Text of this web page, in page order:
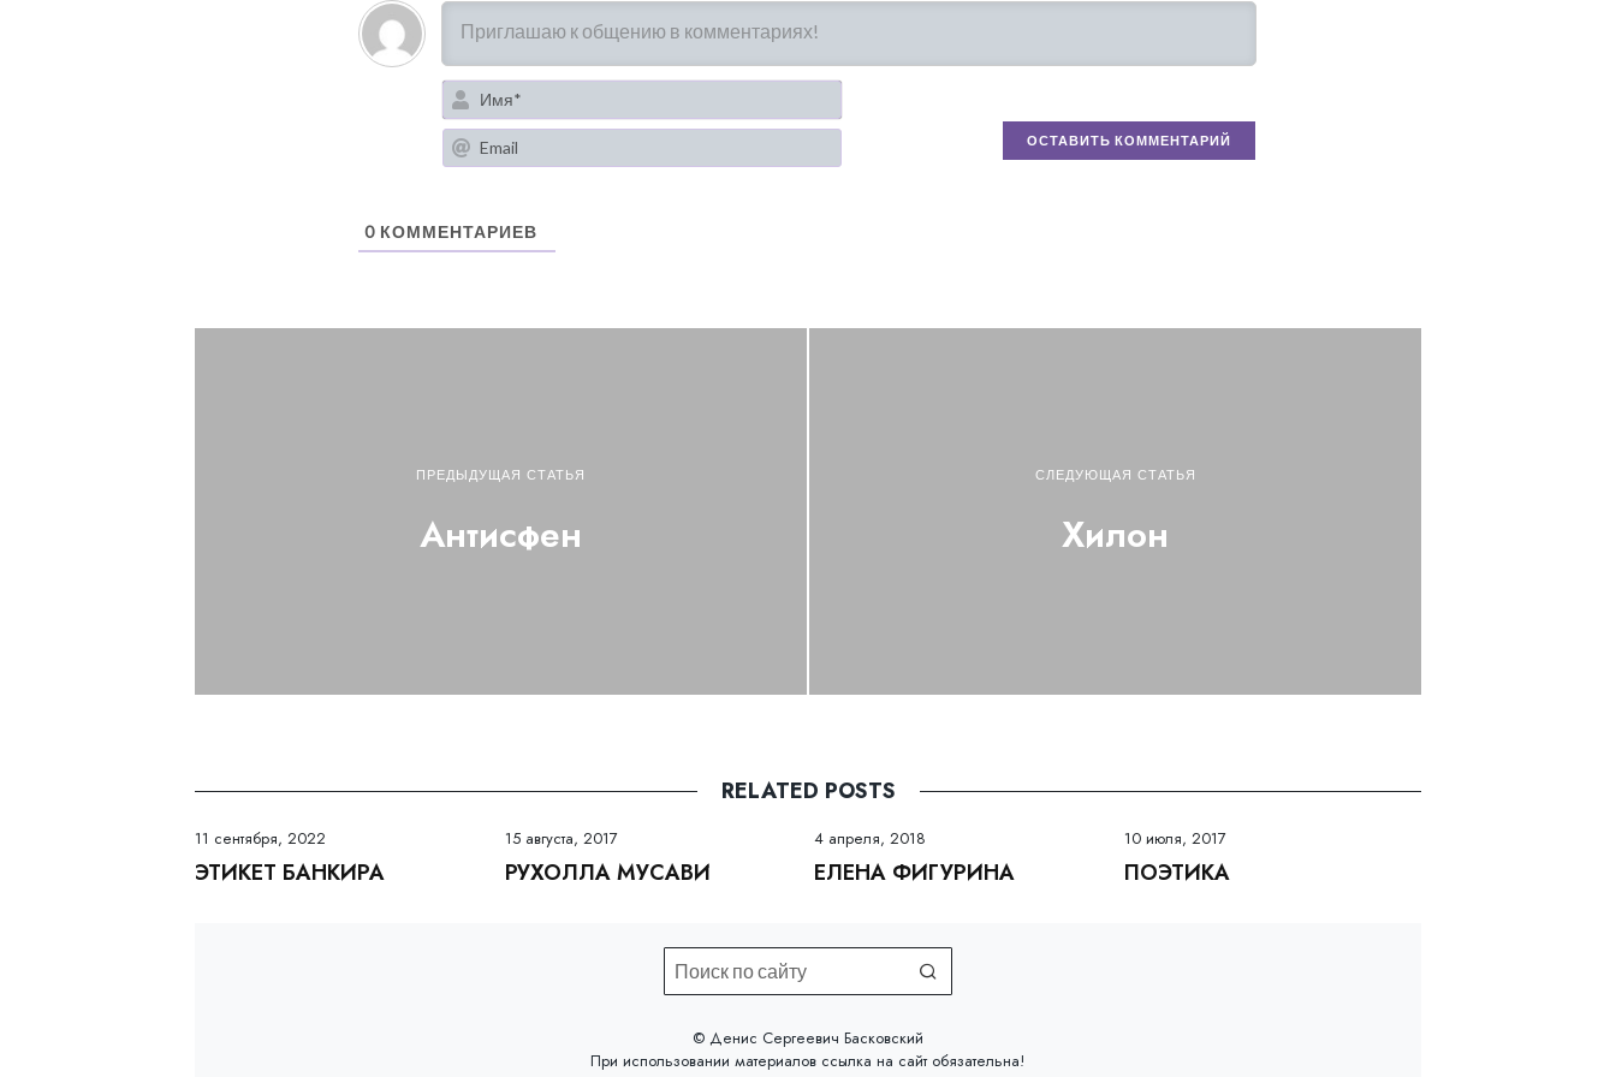
Имя*
Email
0 КОММЕНТАРИЕВ
ПРЕДЫДУЩАЯ СТАТЬЯ
Антисфен
СЛЕДУЮЩАЯ СТАТЬЯ
Хилон
RELATED POSTS
11 сентября, 2022
ЭТИКЕТ БАНКИРА
15 августа, 2017
РУХОЛЛА МУСАВИ
4 апреля, 2018
ЕЛЕНА ФИГУРИНА
10 июля, 2017
ПОЭТИКА
©️ Денис Сергеевич Басковский
При использовании материалов ссылка на сайтобязательна!